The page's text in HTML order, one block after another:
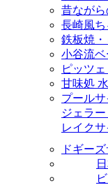
昔なが
長崎風
鉄板焼・
小谷流
ピッツ
甘味処
プール
ジェラ
レイク
ドギー